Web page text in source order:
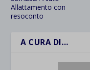
Allattamento con
resoconto
A CURA DI…